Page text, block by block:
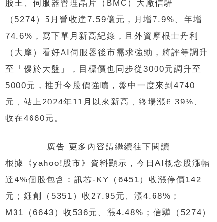
股王、伺服器管理晶片（BMC）大廠信驊
（5274）5月營收達7.59億元，月增7.9%、年增
74.6%，寫下單月新高紀錄，且外資摩根士丹利
（大摩）看好AI伺服器後市需求強勁，將評等調升
至「優於大盤」，目標價也同步從3000元調升至
5000元，推升今股價強噴，盤中一度來到4740
元，站上2024年11月以來新高，終場漲6.39%、
收在4660元。
廣告 更多內容請繼續往下閱讀
根據《yahoo!股市》資料顯示，今日AI概念股漲幅
達4%個股包含：訊芯-KY（6451）收漲停價142
元；鈺創（5351）收27.95元、漲4.68%；
M31（6643）收536元、漲4.48%；信驊（5274）